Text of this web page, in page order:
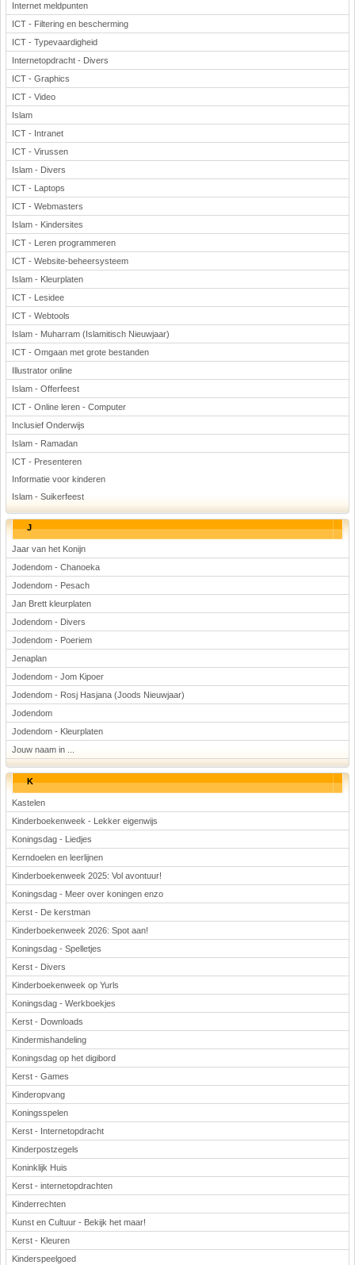
Internet meldpunten
ICT - Filtering en bescherming
ICT - Typevaardigheid
Internetopdracht - Divers
ICT - Graphics
ICT - Video
Islam
ICT - Intranet
ICT - Virussen
Islam - Divers
ICT - Laptops
ICT - Webmasters
Islam - Kindersites
ICT - Leren programmeren
ICT - Website-beheersysteem
Islam - Kleurplaten
ICT - Lesidee
ICT - Webtools
Islam - Muharram (Islamitisch Nieuwjaar)
ICT - Omgaan met grote bestanden
Illustrator online
Islam - Offerfeest
ICT - Online leren - Computer
Inclusief Onderwijs
Islam - Ramadan
ICT - Presenteren
Informatie voor kinderen
Islam - Suikerfeest
J
Jaar van het Konijn
Jodendom - Chanoeka
Jodendom - Pesach
Jan Brett kleurplaten
Jodendom - Divers
Jodendom - Poeriem
Jenaplan
Jodendom - Jom Kipoer
Jodendom - Rosj Hasjana (Joods Nieuwjaar)
Jodendom
Jodendom - Kleurplaten
Jouw naam in ...
K
Kastelen
Kinderboekenweek - Lekker eigenwijs
Koningsdag - Liedjes
Kerndoelen en leerlijnen
Kinderboekenweek 2025: Vol avontuur!
Koningsdag - Meer over koningen enzo
Kerst - De kerstman
Kinderboekenweek 2026: Spot aan!
Koningsdag - Spelletjes
Kerst - Divers
Kinderboekenweek op Yurls
Koningsdag - Werkboekjes
Kerst - Downloads
Kindermishandeling
Koningsdag op het digibord
Kerst - Games
Kinderopvang
Koningsspelen
Kerst - Internetopdracht
Kinderpostzegels
Koninklijk Huis
Kerst - internetopdrachten
Kinderrechten
Kunst en Cultuur - Bekijk het maar!
Kerst - Kleuren
Kinderspeelgoed